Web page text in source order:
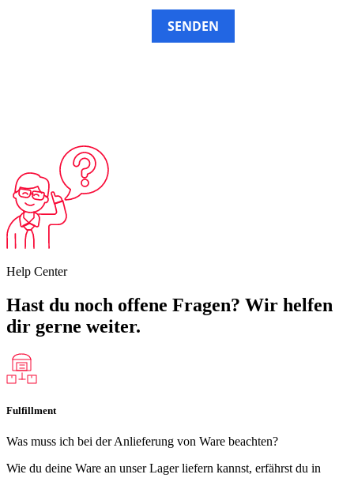
SENDEN
Help Center
Hast du noch offene Fragen? Wir helfen
dir gerne weiter.
Fulfillment
Was muss ich bei der Anlieferung von Ware beachten?
Wie du deine Ware an unser Lager liefern kannst, erfährst du in